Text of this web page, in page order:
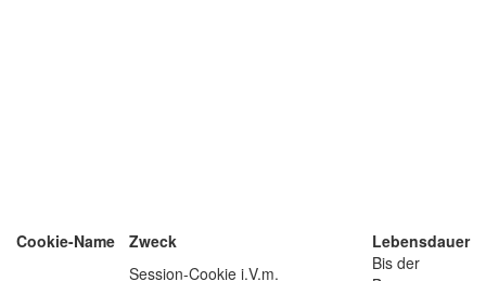
Cookie-Name Zweck Lebensdauer
Session-Cookie i.V.m.
Bis der